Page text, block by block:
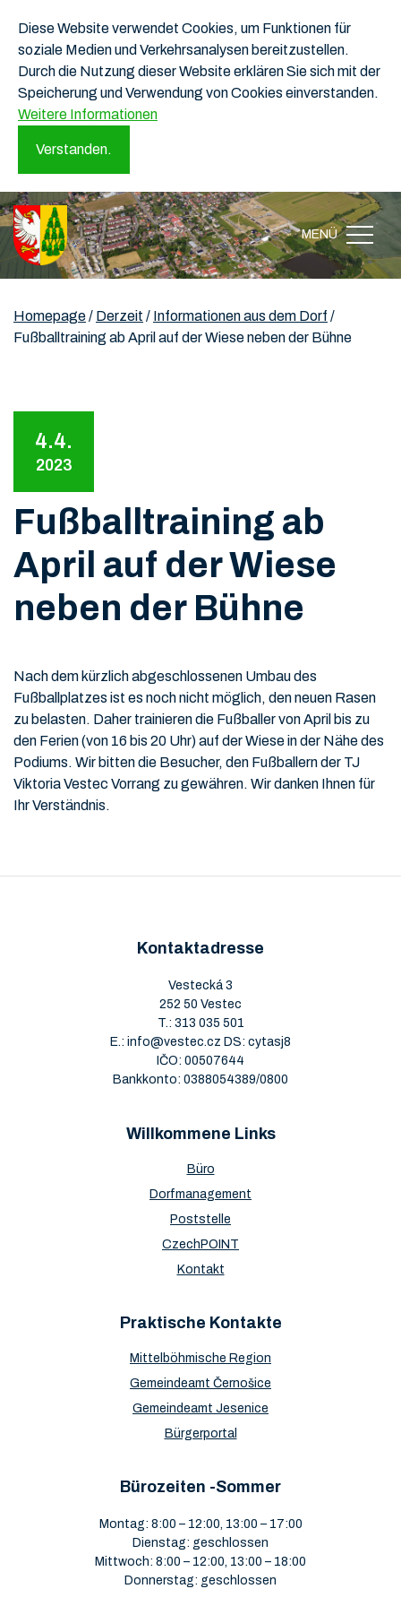
Diese Website verwendet Cookies, um Funktionen für
soziale Medien und Verkehrsanalysen bereitzustellen.
Durch die Nutzung dieser Website erklären Sie sich mit der
Speicherung und Verwendung von Cookies einverstanden.
Weitere Informationen
Verstanden.
MENÜ
Homepage/ Derzeit / Informationen aus dem Dorf /
Fußballtraining ab April auf der Wiese neben der Bühne
4.4.
2023
Fußballtraining ab
April auf der Wiese
neben der Bühne
Nach dem kürzlich abgeschlossenen Umbau des
Fußballplatzes ist es noch nicht möglich, den neuen Rasen
zu belasten. Daher trainieren die Fußballer von April bis zu
den Ferien (von 16 bis 20 Uhr) auf der Wiese in der Nähe des
Podiums. Wir bitten die Besucher, den Fußballern der TJ
Viktoria Vestec Vorrang zu gewähren. Wir danken Ihnen für
Ihr Verständnis.
Kontaktadresse
Vestecká 3
252 50 Vestec
T.: 313 035 501
E.: info@vestec.cz DS: cytasj8
IČO: 00507644
Bankkonto: 0388054389/0800
Willkommene Links
Büro
Dorfmanagement
Poststelle
CzechPOINT
Kontakt
Praktische Kontakte
Mittelböhmische Region
Gemeindeamt Černošice
Gemeindeamt Jesenice
Bürgerportal
Bürozeiten -Sommer
Montag: 8:00 – 12:00, 13:00 – 17:00
Dienstag: geschlossen
Mittwoch: 8:00 – 12:00, 13:00 – 18:00
Donnerstag: geschlossen